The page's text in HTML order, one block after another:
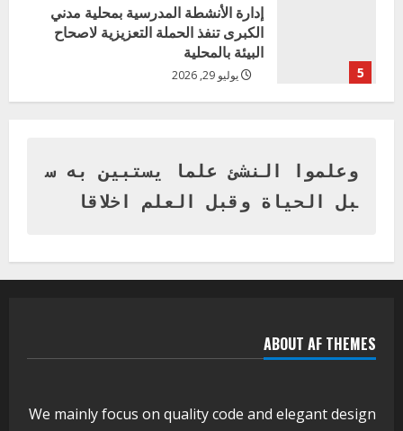
5
إدارة الأنشطة المدرسية بمحلية مدني
الكبرى تنفذ الحملة التعزيزية لاصحاح
البيئة بالمحلية
يوليو 29, 2026
بنات بمحلية ود مدني الكبرى
أغسطس 3, 2026
يعلن تخفيض الرسوم الدراسية لهذا العام
بنسبة15%
3
وزير التربية والتعليم بالولاية يدشن ورشة
أغسطس 3, 2026
وعلموا النشئ علما يستبين به س
بل الحياة وقبل العلم اخلاقا
ABOUT AF THEMES
We mainly focus on quality code and elegant design